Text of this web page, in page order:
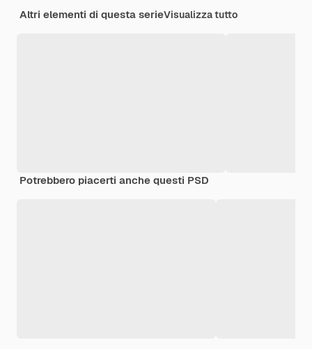
Altri elementi di questa serieVisualizza tutto
Potrebbero piacerti anche questi PSD